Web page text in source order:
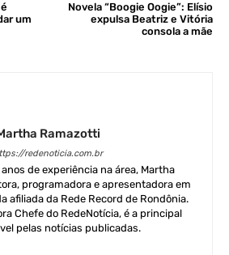
um
Novela “Boogie Oogie”: Elísio
expulsa Beatriz e Vitória
consola a mãe
Ramazotti
redenoticia.com.br
de experiência na área, Martha
programadora e apresentadora em
afiliada da Rede Record de Rondônia.
Chefe do RedeNotícia, é a principal
pelas notícias publicadas.